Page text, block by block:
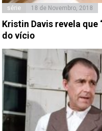
série 18 de Novembro, 2018
Kristin Davis revela que
do vício